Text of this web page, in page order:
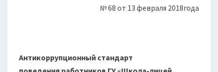
№ 68 от 13 февраля 2018года
Антикоррупционный стандарт